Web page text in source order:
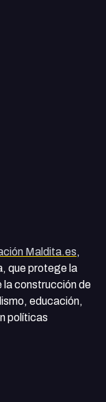
Maldita.es,
que protege la
la construcción de
educación,
políticas